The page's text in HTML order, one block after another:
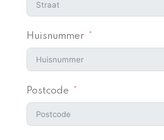
Huisnummer
Postcode